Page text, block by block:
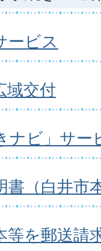
ービス
域交付
ナビ」サ
書（白井市
等を郵送請